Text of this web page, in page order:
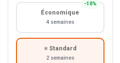
−10%
Économique
4 semaines
⭐ Standard
2 semaines